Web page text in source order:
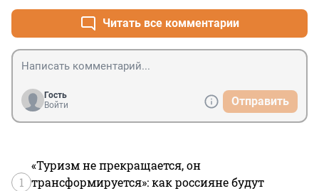
Как вы думаете, если РФ начнёт серьёзно угрожать
США и ЕС своим ядерным оружием, на чью сторону
встанет Китай, со своим ядерным оружием, и
территориальными интересами на Дальнем Востоке?
Сидите тихо, не будите лихо.
Читать все комментарии
Гость
Войти
Отправить
1
«Туризм не прекращается, он
трансформируется»: как россияне будут